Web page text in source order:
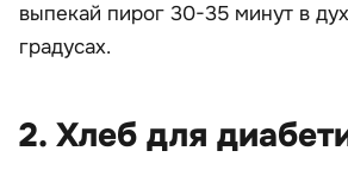
выпекай пирог 30-35 минут в
градусах.
2. Хлеб для